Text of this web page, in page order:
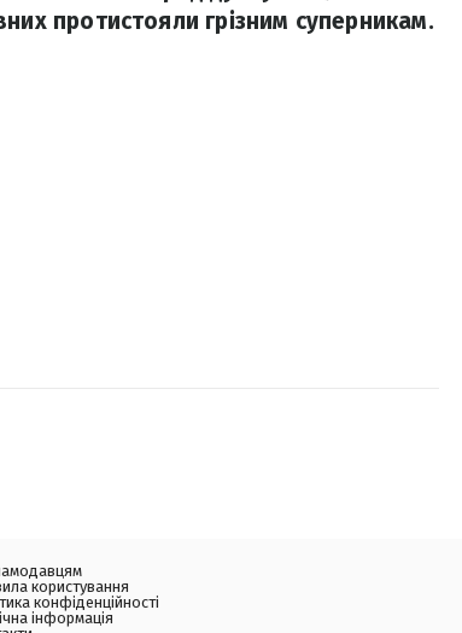
протистояли грізним суперникам.
користування
конфіденційності
інформація